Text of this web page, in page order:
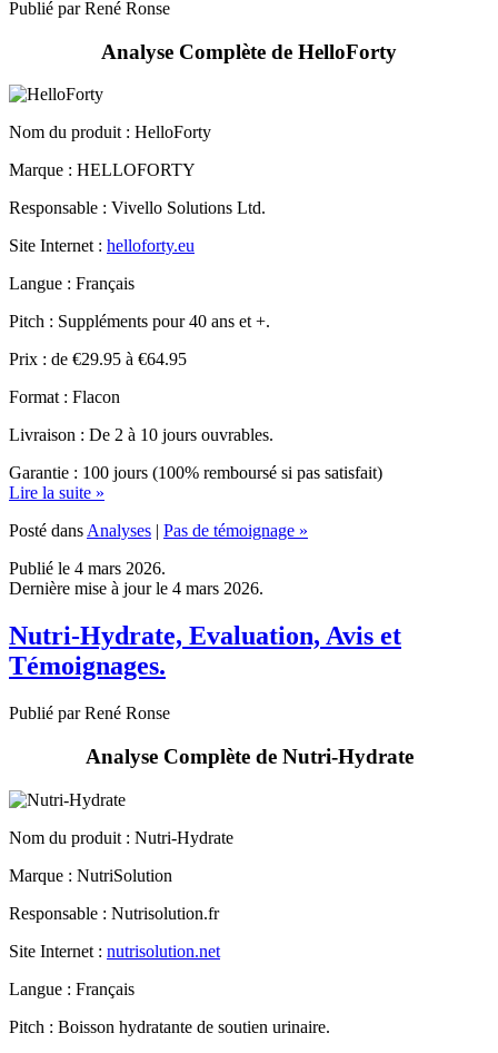
Analyse Complète de HelloForty
Nom du produit :
Marque : HELLOFORTY
Responsable : Vivello Solutions Ltd.
Site Internet : helloforty.eu
Langue : Français
Pitch : Suppléments pour 40 ans et +.
Prix : de €29.95 à €64.95
Format : Flacon
Livraison : De 2 à 10 jours ouvrables.
Garantie : 100 jours (100% remboursé si pas satisfait)
Posté dansAnalyses
Publié le 4 mars 2026.
Nutri-Hydrate, Evaluation, Avis et
Témoignages.
Publié par René Ronse
Analyse Complète de Nutri-Hydrate
Nom du produit :
Marque : NutriSolution
Responsable : Nutrisolution.fr
Site Internet : nutrisolution.net
Langue : Français
Pitch : Boisson hydratante de soutien urinaire.
Prix : €43.00